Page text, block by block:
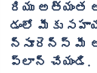
రియు అత్యంత
డంలో మీకు
న్సూరెన్స్ మీ
ప్లాన్ చేయండి.